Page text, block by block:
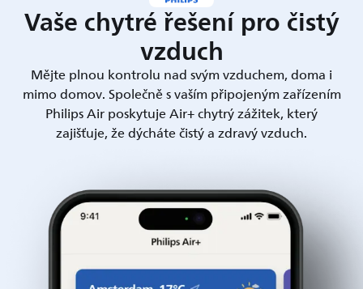
Vaše chytré řešení pro čistý
vzduch
Mějte plnou kontrolu nad svým vzduchem, doma i
mimo domov. Společně s vaším připojeným zařízením
Philips Air poskytuje Air+ chytrý zážitek, který
zajišťuje, že dýcháte čistý a zdravý vzduch.